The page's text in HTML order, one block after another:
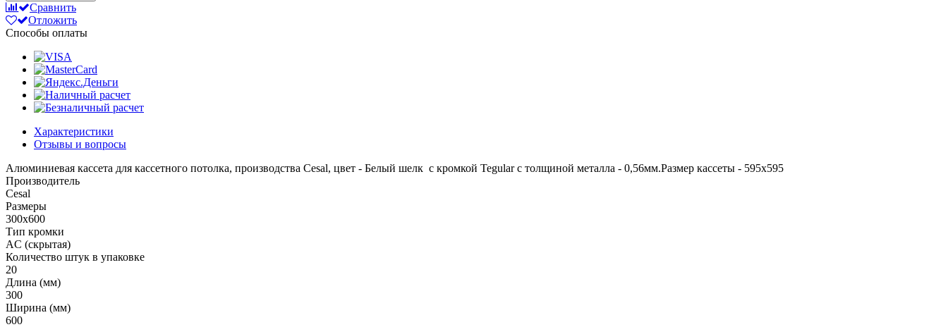
Сравнить
Отложить
Способы оплаты
Характеристики
Отзывы и вопросы
Алюминиевая кассета для кассетного потолка, производства Cesal, цвет - Белый шелк с кромкой Tegular с толщиной металла - 0,56мм.Размер кассеты - 595х595
Производитель
Cesal
Размеры
300x600
Тип кромки
AC (скрытая)
Количество штук в упаковке
20
Длина (мм)
300
Ширина (мм)
600